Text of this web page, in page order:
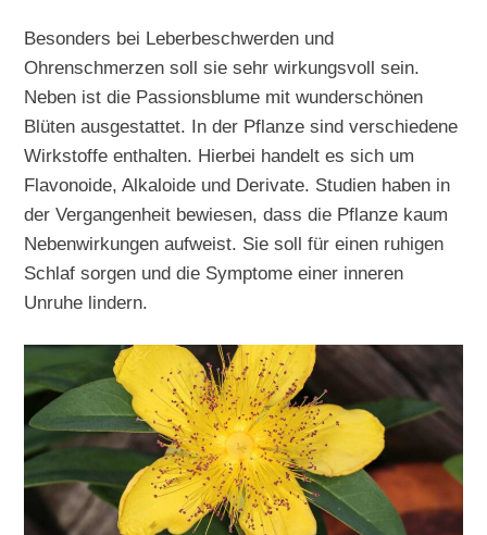
Besonders bei Leberbeschwerden und
Ohrenschmerzen soll sie sehr wirkungsvoll sein.
Neben ist die Passionsblume mit wunderschönen
Blüten ausgestattet. In der Pflanze sind verschiedene
Wirkstoffe enthalten. Hierbei handelt es sich um
Flavonoide, Alkaloide und Derivate. Studien haben in
der Vergangenheit bewiesen, dass die Pflanze kaum
Nebenwirkungen aufweist. Sie soll für einen ruhigen
Schlaf sorgen und die Symptome einer inneren
Unruhe lindern.